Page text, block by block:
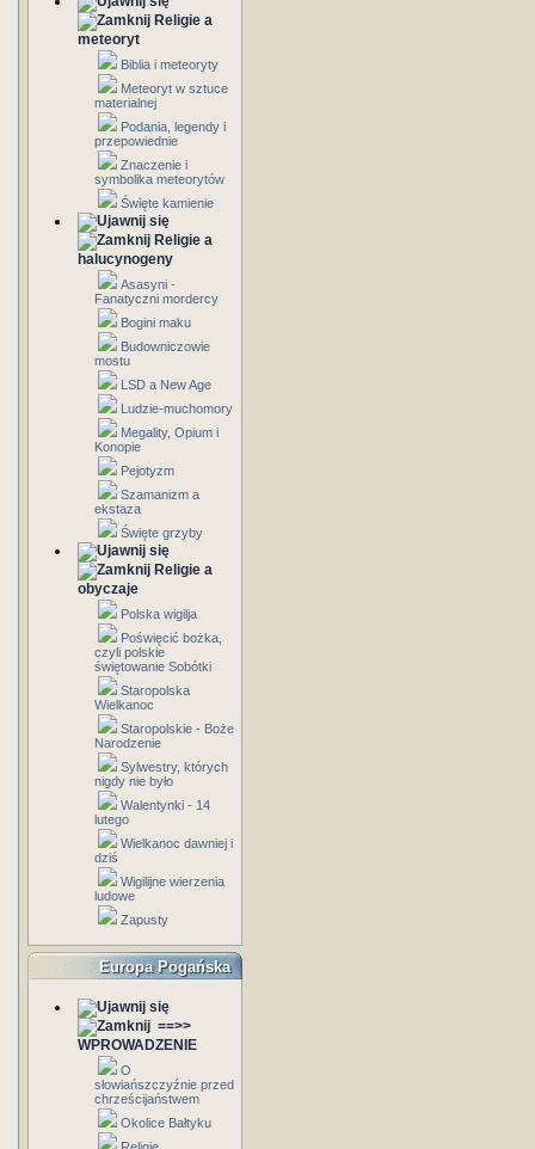
Religie a
meteoryt
Biblia i meteoryty
Meteoryt w sztuce
materialnej
Podania, legendy i
przepowiednie
Znaczenie i
symbolika meteorytów
Święte kamienie
Religie a
halucynogeny
Asasyni -
Fanatyczni mordercy
Bogini maku
Budowniczowie
mostu
LSD a New Age
Ludzie-muchomory
Megality, Opium i
Konopie
Pejotyzm
Szamanizm a
ekstaza
Święte grzyby
Religie a
obyczaje
Polska wigilja
Poświęcić bożka,
czyli polskie
świętowanie Sobótki
Staropolska
Wielkanoc
Staropolskie - Boże
Narodzenie
Sylwestry, których
nigdy nie było
Walentynki - 14
lutego
Wielkanoc dawniej i
dziś
Wigilijne wierzenia
ludowe
Zapusty
Europa Pogańska
==>>
WPROWADZENIE
O
słowiańszczyźnie przed
chrześcijaństwem
Okolice Bałtyku